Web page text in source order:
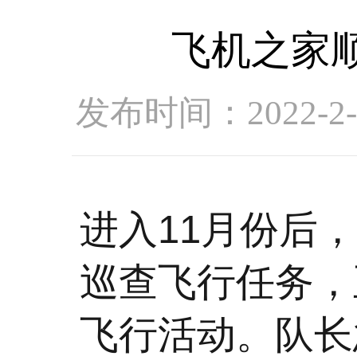
飞机之家
发布时间：2022-
进入11月份后
巡查飞行任务
飞行活动。队